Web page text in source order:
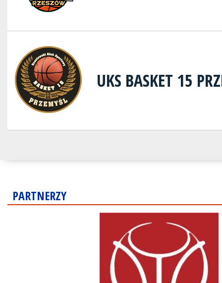
UKS BASKET 15
PARTNERZY